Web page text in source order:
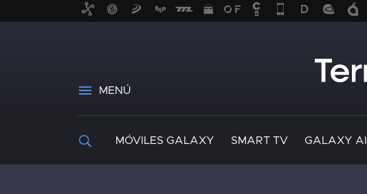
MENÚ
MÓVILES GALAXY SMART TV GALAXY AI